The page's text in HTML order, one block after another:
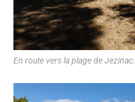
En route vers la plage de Jezinac.